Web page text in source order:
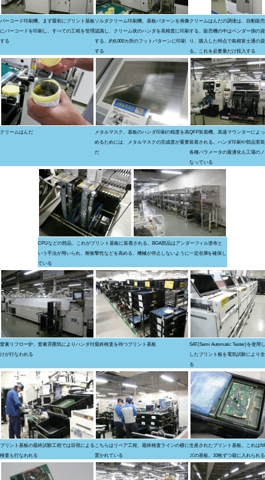
バーコード印刷機。まず最初にプリント基板
にパーコードを印刷し、すべての工程を管理
する
ソルダクリーム印刷機。基板パターンを画像
認識し、クリーム状のハンダを高精度に印刷
する。約6,000カ所のフットパターンに印刷
する
クリームはんだの調達は、自動販
する。販売機の中はベンダー側の
り、購入した時点で島根富士通の
る。これを必要量だけ投入する
クリームはんだ
メタルマスク。基板のハンダ印刷の精度を高
めるためには、メタルマスクの完成度が重要
だ
QFP装着機。高速マウンターによ
装着される。ハンダ印刷や部品実
各種パラメータの最適化も工場の
なっている
CPUなどの部品。これがプリント基板に装着される。BGA部品はアンダーフィル塗布と
いう手法が用いられ、耐衝撃性などを高める。機械が停止しないように一定在庫を確保し
ている
窒素リフロー炉。窒素雰囲気によりハンダ付
けが行なわれる
最終検査を待つプリント基板
SAT(Semi Automatic Tester)を使用
したプリント板を電気試験により
る
プリント基板の最終試験工程では目視による
検査も行なわれる
こちらはリペア工程。最終検査ラインの横に
置かれている
生産されたプリント基板。これは
ズの基板。10枚ずつ箱に入れられる